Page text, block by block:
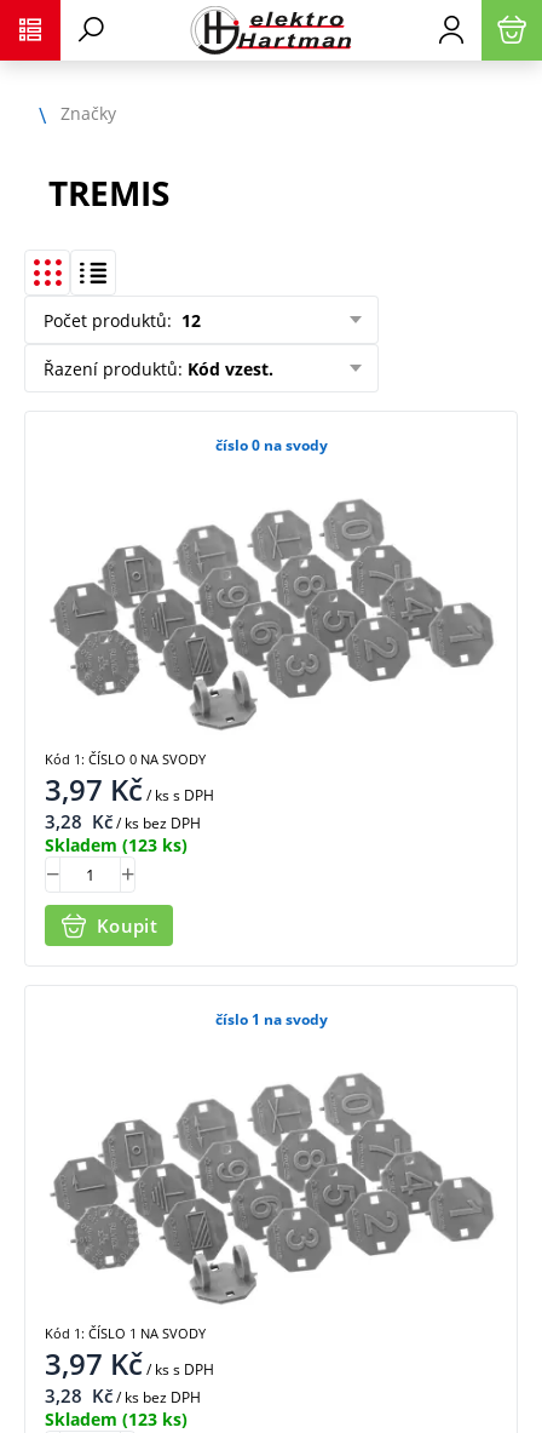
Značky
TREMIS
Počet produktů: 12
Řazení produktů: Kód vzest.
číslo 0 na svody
3,97 Kč/ kss DPH
3,28 Kč/ ks bez DPH
Skladem (123 ks)
Koupit
Kód 1: ČÍSLO 0 NA SVODY
číslo 1 na svody
3,97 Kč/ kss DPH
3,28 Kč/ ks bez DPH
Skladem (123 ks)
Kód 1: ČÍSLO 1 NA SVODY